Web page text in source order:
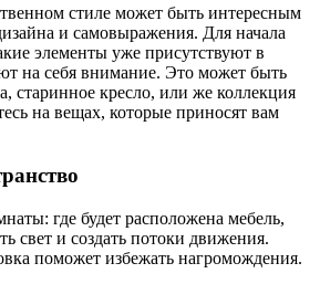
стиле может быть интересным
и самовыражения. Для начала
элементы уже присутствуют в
на себя внимание. Это может быть
старинное кресло, или же коллекция
на вещах, которые приносят вам
где будет расположена мебель,
свет и создать потоки движения.
поможет избежать нагромождения.